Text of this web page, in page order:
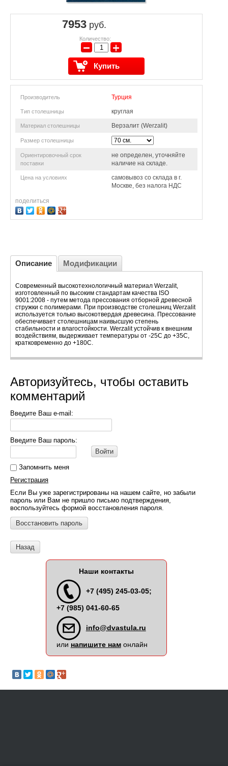
7953руб.
Количество:
− +
Купить
Производитель Турция
Тип столешницы круглая
Материал столешницы Верзалит (Werzalit)
Размер столешницы
Ориентировочный срок
поставки
не определен, уточняйте
наличие на складе.
Цена на условиях
самовывоз со склада в г.
Москве, без налога НДС
поделиться
Описание Модификации
Современный высокотехнологичный материал Werzalit,
изготовленный по высоким стандартам качества ISO
9001:2008 - путем метода прессования отборной древесной
стружки с полимерами. При производстве столешниц Werzalit
используется только высокотвердая древесина. Прессование
обеспечивает столешницам наивысшую степень
стабильности и влагостойкости. Werzalit устойчив к внешним
воздействиям, выдерживает температуры от -25С до +35С,
кратковременно до +180С.
Авторизуйтесь, чтобы оставить
комментарий
Введите Ваш e-mail:
Введите Ваш пароль:
Войти
Запомнить меня
Регистрация
Если Вы уже зарегистрированы на нашем сайте, но забыли
пароль или Вам не пришло письмо подтверждения,
воспользуйтесь формой восстановления пароля.
Восстановить пароль
Назад
Наши контакты
+7 (495) 245-03-05;
+7 (985) 041-60-65
info@dvastula.ru
или напишите намонлайн